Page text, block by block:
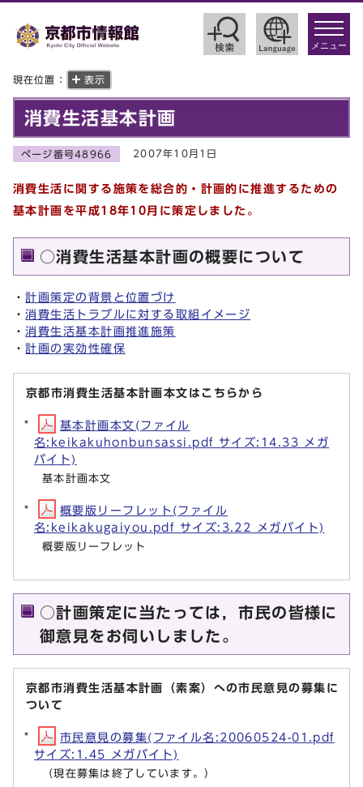
toggle
メニュー
現在位置： 表示
消費生活基本計画
ページ番号48966 2007年10月1日
消費生活に関する施策を総合的・計画的に推進するための
基本計画を平成18年10月に策定しました。
○消費生活基本計画の概要について
・計画策定の背景と位置づけ
・消費生活トラブルに対する取組イメージ
・消費生活基本計画推進施策
・計画の実効性確保
京都市消費生活基本計画本文はこちらから
基本計画本文(ファイル
名:keikakuhonbunsassi.pdf サイズ:14.33 メガ
バイト)
基本計画本文
概要版リーフレット(ファイル
名:keikakugaiyou.pdf サイズ:3.22 メガバイト)
概要版リーフレット
○計画策定に当たっては，市民の皆様に
御意見をお伺いしました。
京都市消費生活基本計画（素案）への市民意見の募集に
ついて
市民意見の募集(ファイル名:20060524-01.pdf
サイズ:1.45 メガバイト)
（現在募集は終了しています。）